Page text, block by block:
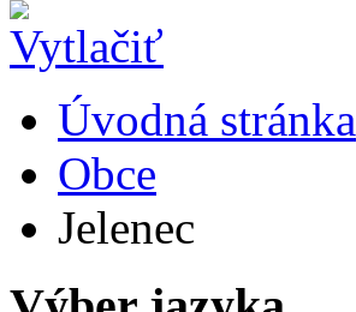
Úvodná stránka
Obce
Jelenec